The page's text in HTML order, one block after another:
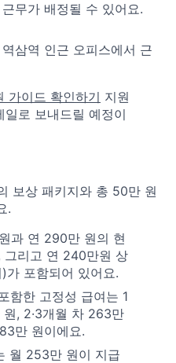
무가 배정될 수 있어요.
삼역 인근 오피스에서 근
가이드 확인하기 지원
로 보내드릴 예정이
보상 패키지와 총 50만 원
.
과 연 290만 원의 현
그리고 연 240만원 상
가 포함되어 있어요.
함한 고정성 급여는 1
, 2·3개월 차 263만
만 원이에요.
월 253만 원이 지급